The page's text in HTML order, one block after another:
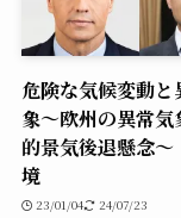
危険な気候変動と
象〜欧州の異常気
的景気後退懸念〜
境
23/01/04 24/07/23